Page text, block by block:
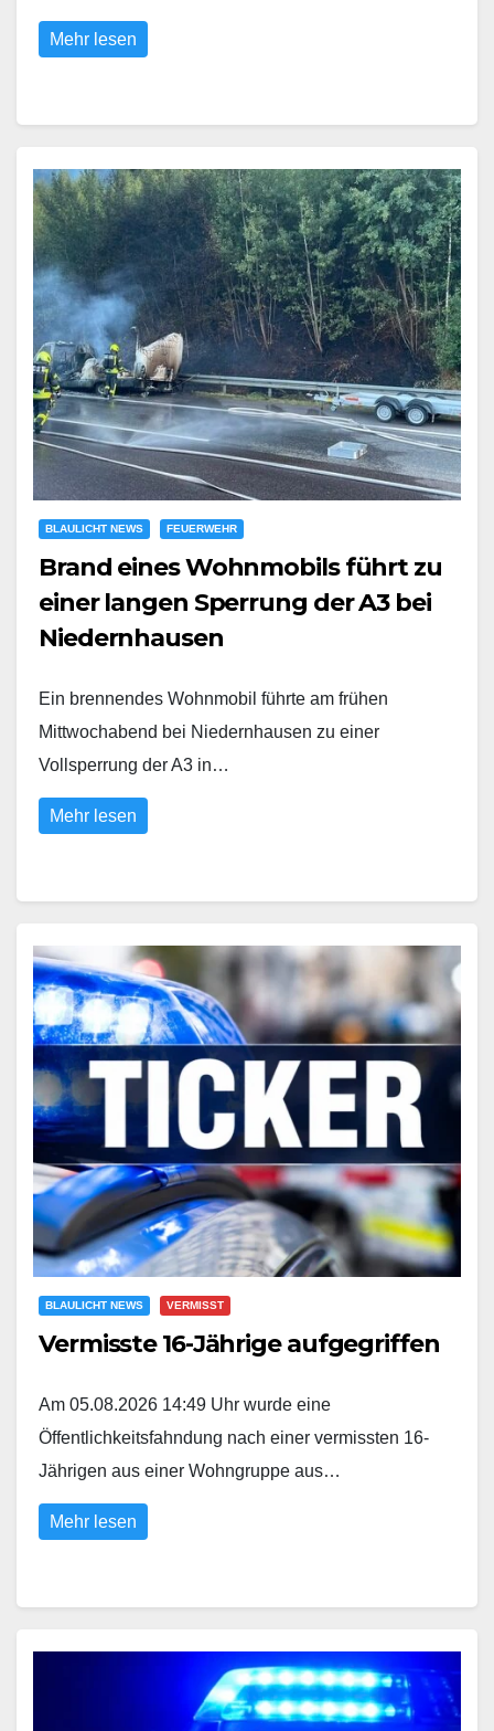
Mehr lesen
BLAULICHT NEWS FEUERWEHR
Brand eines Wohnmobils führt zu
einer langen Sperrung der A3 bei
Niedernhausen
Ein brennendes Wohnmobil führte am frühen
Mittwochabend bei Niedernhausen zu einer
Vollsperrung der A3 in…
Mehr lesen
BLAULICHT NEWS VERMISST
Vermisste 16-Jährige aufgegriffen
Am 05.08.2026 14:49 Uhr wurde eine
Öffentlichkeitsfahndung nach einer vermissten 16-
Jährigen aus einer Wohngruppe aus…
Mehr lesen